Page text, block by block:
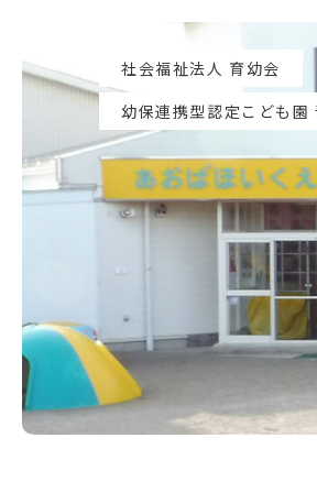
社会福祉法人 育幼会
幼保連携型認定こども園